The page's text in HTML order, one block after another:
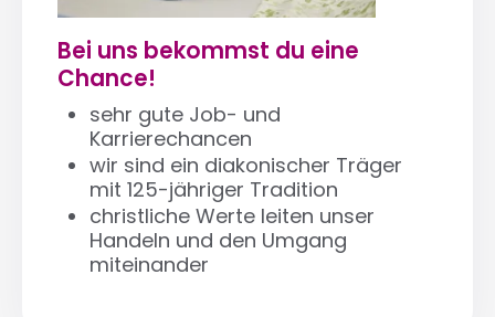
Bei uns bekommst du eine
Chance!
sehr gute Job- und
Karrierechancen
wir sind ein diakonischer Träger
mit 125-jähriger Tradition
christliche Werte leiten unser
Handeln und den Umgang
miteinander